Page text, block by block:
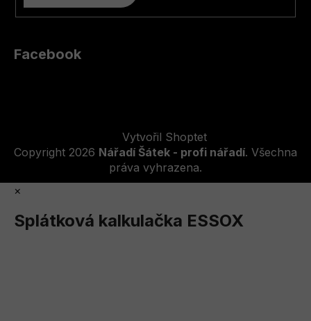
Facebook
Vytvořil Shoptet
Copyright 2026 Nářadí Šátek - profi nářadí. Všechna
práva vyhrazena.
×
Splátková kalkulačka ESSOX